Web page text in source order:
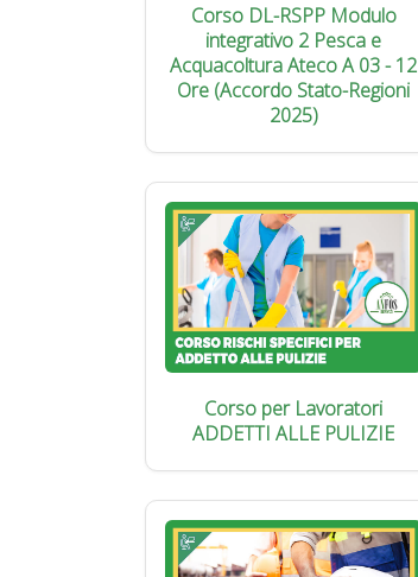
Corso DL-RSPP Modulo
integrativo 2 Pesca e
Acquacoltura Ateco A 03 - 12
Ore (Accordo Stato-Regioni
2025)
Corso per Lavoratori
ADDETTI ALLE PULIZIE